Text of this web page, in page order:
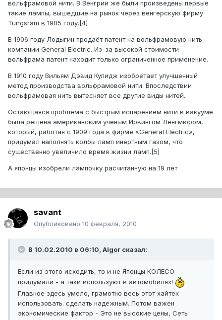
вольфрамовой нити. В Венгрии же были произведены первые
такие лампы, вышедшие на рынок через венгерскую фирму
Tungsram в 1905 году.[4]
В 1906 году Лодыгин продаёт патент на вольфрамовую нить
компании General Electric. Из-за высокой стоимости
вольфрама патент находит только ограниченное применение.
В 1910 году Вильям Дэвид Кулидж изобретает улучшенный
метод производства вольфрамовой нити. Впоследствии
вольфрамовая нить вытесняет все другие виды нитей.
Остающаяся проблема с быстрым испарением нити в вакууме
была решена американским учёным Ирвингом Ленгмюром,
который, работая с 1909 года в фирме «General Electric»,
придумал наполнять колбы ламп инертным газом, что
существенно увеличило время жизни ламп.[5]
А японцы изобрели лампочку расчитанную на 19 лет
savant
Опубликовано 10 февраля, 2010
В 10.02.2010 в 06:10, Algor сказал:
Если из этого исходить, то и не Японцы КОЛЕСО
придумали - а таки используют в автомобилях!
Главное здесь умело, грамотно весь этот хайтек
использовать. сделать надежным. Потом важен
экономические фактор - Это не высокие цены, Сеть